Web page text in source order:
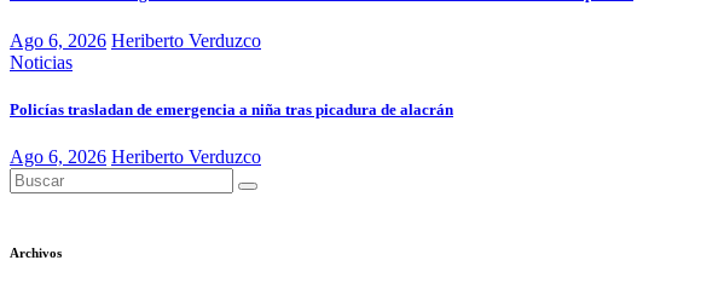
Ago 6, 2026 Heriberto Verduzco
Noticias
Policías trasladan de emergencia a niña tras picadura de alacrán
Ago 6, 2026 Heriberto Verduzco
Archivos